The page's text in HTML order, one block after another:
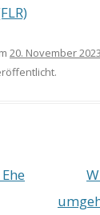
20. November 2023